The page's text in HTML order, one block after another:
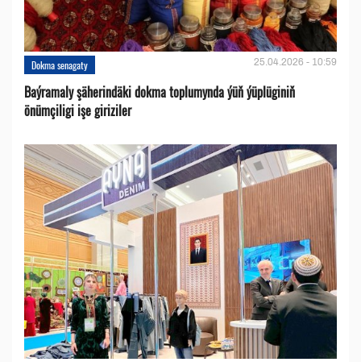
Dokma senagaty 25.04.2026 - 10:59
Baýramaly şäherindäki dokma toplumynda ýüň ýüplüginiň
önümçiligi işe giriziler